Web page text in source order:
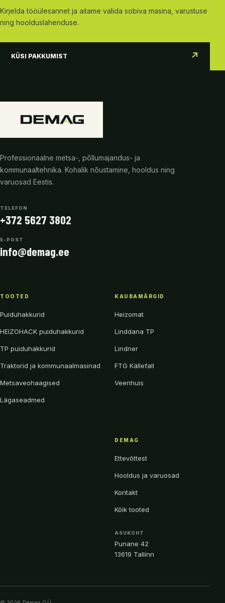
Kirjelda tööülesannet ja aitame valida sobiva masina, varustuse
ning hoolduslahenduse.
KÜSI PAKKUMIST ↗
Professionaalne metsa-, põllumajandus- ja
kommunaaltehnika. Kohalik nõustamine, hooldus ning
varuosad Eestis.
TELEFON
+372 5627 3802
E-POST
info@demag.ee
TOOTED
Puiduhakkurid
HEIZOHACK puiduhakkurid
TP puiduhakkurid
Traktorid ja kommunaalmasinad
Metsaveohaagised
Lägaseadmed
KAUBAMÄRGID
Heizomat
Linddana TP
Lindner
FTG Källefall
Veenhuis
DEMAG
Ettevõttest
Hooldus ja varuosad
Kontakt
Kõik tooted
ASUKOHT
Punane 42
13619 Tallinn